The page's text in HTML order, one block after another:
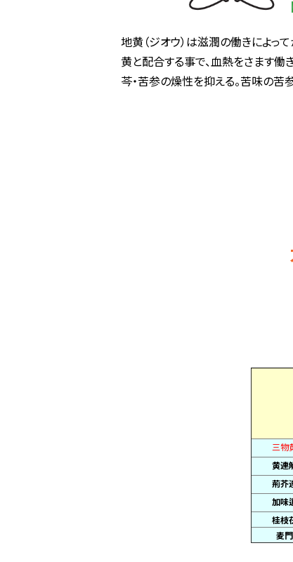
地黄（ジオウ）は滋潤の働きによっ
黄と配合する事で、血熱をさます働
芩・苦参の燥性を抑える。苦味の
三物
黄連
荊芥
加味
桂枝
麦